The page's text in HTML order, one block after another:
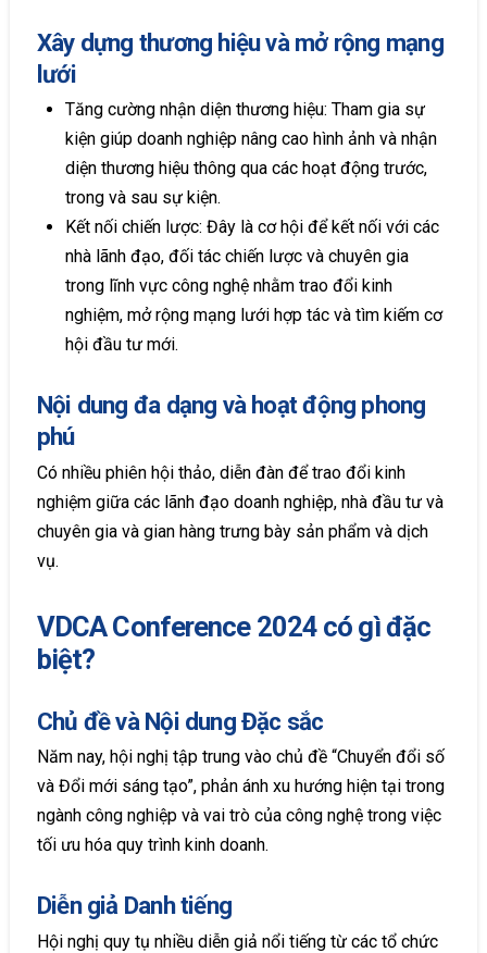
Xây dựng thương hiệu và mở rộng mạng
lưới
Tăng cường nhận diện thương hiệu: Tham gia sự
kiện giúp doanh nghiệp nâng cao hình ảnh và nhận
diện thương hiệu thông qua các hoạt động trước,
trong và sau sự kiện.
Kết nối chiến lược: Đây là cơ hội để kết nối với các
nhà lãnh đạo, đối tác chiến lược và chuyên gia
trong lĩnh vực công nghệ nhằm trao đổi kinh
nghiệm, mở rộng mạng lưới hợp tác và tìm kiếm cơ
hội đầu tư mới.
Nội dung đa dạng và hoạt động phong
phú
Có nhiều phiên hội thảo, diễn đàn để trao đổi kinh
nghiệm giữa các lãnh đạo doanh nghiệp, nhà đầu tư và
chuyên gia và gian hàng trưng bày sản phẩm và dịch
vụ.
VDCA Conference 2024 có gì đặc
biệt?
Chủ đề và Nội dung Đặc sắc
Năm nay, hội nghị tập trung vào chủ đề “Chuyển đổi số
và Đổi mới sáng tạo”, phản ánh xu hướng hiện tại trong
ngành công nghiệp và vai trò của công nghệ trong việc
tối ưu hóa quy trình kinh doanh.
Diễn giả Danh tiếng
Hội nghị quy tụ nhiều diễn giả nổi tiếng từ các tổ chức